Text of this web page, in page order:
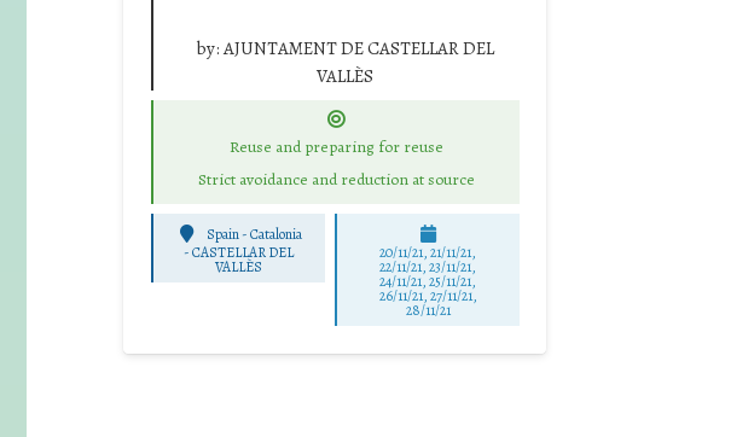
by:AJUNTAMENT DE CASTELLAR DEL
VALLÈS
Reuse and preparing for reuse
Strict avoidance and reduction at source
Spain - Catalonia
-CASTELLAR DEL
VALLÈS
20/11/21, 21/11/21,
22/11/21, 23/11/21,
24/11/21, 25/11/21,
26/11/21, 27/11/21,
28/11/21